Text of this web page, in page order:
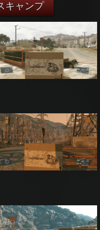
キャンプ